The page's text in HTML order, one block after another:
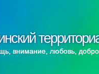
внимание, любовь, добро